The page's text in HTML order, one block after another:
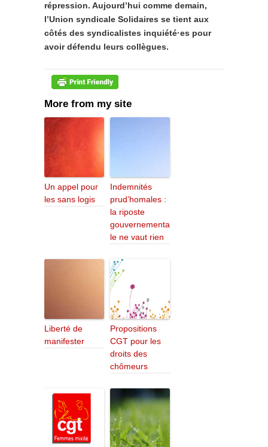
répression. Aujourd’hui comme demain,
l’Union syndicale Solidaires se tient aux
côtés des syndicalistes inquiété·es pour
avoir défendu leurs collègues.
More from my site
Un appel pour
les sans logis
Indemnités
prud’homales :
la riposte
gouvernementa
le ne vaut rien
Liberté de
manifester
Propositions
CGT pour les
droits des
chômeurs